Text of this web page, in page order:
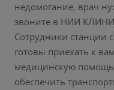
недомогание, врач
звоните в НИИ
Сотрудники станции
готовы приехать к
медицинскую
обеспечить